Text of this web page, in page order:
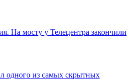
На мосту у Телецентра закончили
одного из самых скрытных